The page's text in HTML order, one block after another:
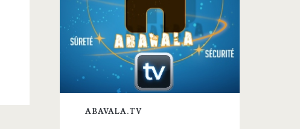
ABAVALA.TV